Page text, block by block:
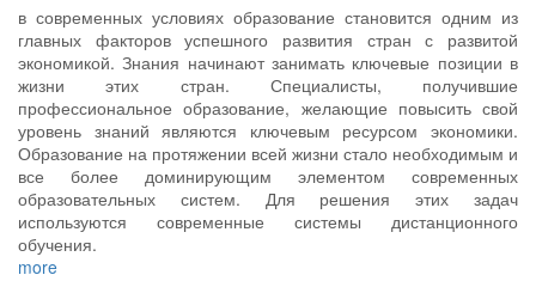
в современных условиях образование становится одним из
главных факторов успешного развития стран с развитой
экономикой. Знания начинают занимать ключевые позиции в
жизни этих стран. Специалисты, получившие
профессиональное образование, желающие повысить свой
уровень знаний являются ключевым ресурсом экономики.
Образование на протяжении всей жизни стало необходимым и
все более доминирующим элементом современных
образовательных систем. Для решения этих задач
используются современные системы дистанционного
обучения.
more